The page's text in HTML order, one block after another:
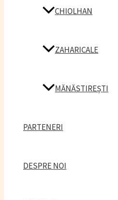
CHIOLHAN
ZAHARICALE
MĂNĂSTIREȘTI
PARTENERI
DESPRE NOI